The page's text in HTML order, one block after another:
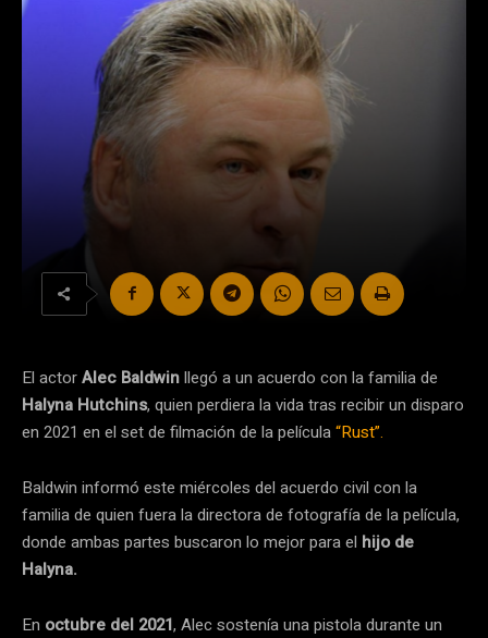
El actorAlec Baldwinllegó a un acuerdo con la familia de
Halyna Hutchins, quien perdiera la vida tras recibir un disparo
en 2021 en el set de filmación de la película“Rust”.
Baldwin informó este miércoles del acuerdo civil con la
familia de quien fuera la directora de fotografía de la película,
donde ambas partes buscaron lo mejor para el hijo de
Halyna.
En octubre del 2021, Alec sostenía una pistola durante un